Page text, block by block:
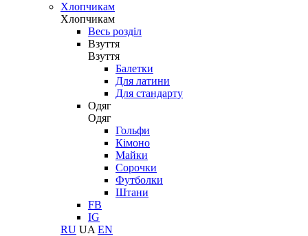
Хлопчикам
Хлопчикам
Весь розділ
Взуття
Взуття
Балетки
Для латини
Для стандарту
Одяг
Одяг
Гольфи
Кімоно
Майки
Сорочки
Футболки
Штани
FB
IG
RU UA EN